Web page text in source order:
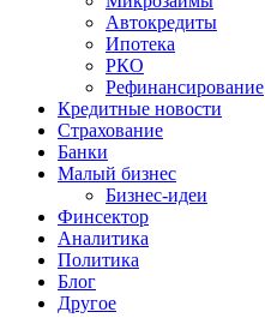
Автокредиты
Ипотека
РКО
Рефинансирование
Кредитные новости
Страхование
Банки
Малый бизнес
Бизнес-идеи
Финсектор
Аналитика
Политика
Блог
Другое